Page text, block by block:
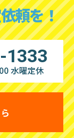
頼を！
1333
水曜定休